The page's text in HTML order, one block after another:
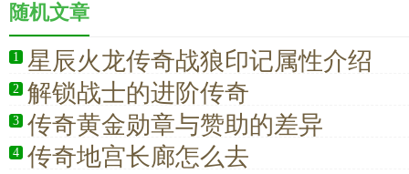
随机文章
1 星辰火龙传奇战狼印记属性介绍
2 解锁战士的进阶传奇
3 传奇黄金勋章与赞助的差异
4 传奇地宫长廊怎么去